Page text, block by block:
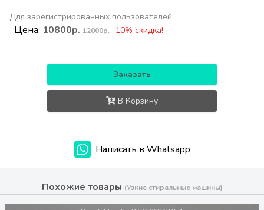
Для зарегистрированных пользователей
Цена: 10800р. 12000р. -10% скидка!
Заказать
В Корзину
Написать в Whatsapp
Похожие товары (Узкие стиральные машины)